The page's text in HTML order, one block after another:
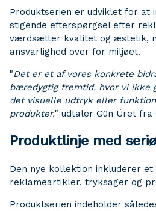
Produktserien er udviklet for at
stigende efterspørgsel efter
værdsætter kvalitet og æstetik,
ansvarlighed over for miljøet.
"Det er et af vores konkrete
bæredygtig fremtid, hvor vi ikke
det visuelle udtryk eller
produkter." udtaler Gün Üret fra
Produktlinje med
Den nye kollektion inkluderer
reklameartikler, tryksager og
Produktserien indeholder